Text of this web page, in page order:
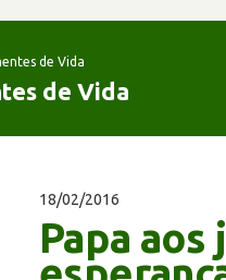
de Vida
de Vida
18/02/2016
Papa